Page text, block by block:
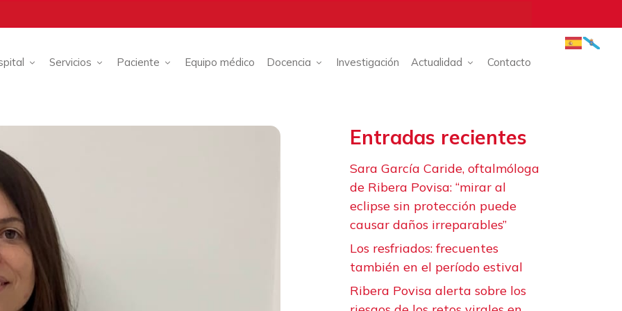
Servicios Paciente Equipo médico Docencia Investigación Actualidad Contacto
Entradas recientes
Sara García Caride, oftalmóloga
de Ribera Povisa: “mirar al
eclipse sin protección puede
causar daños irreparables”
Los resfriados: frecuentes
también en el período estival
Ribera Povisa alerta sobre los